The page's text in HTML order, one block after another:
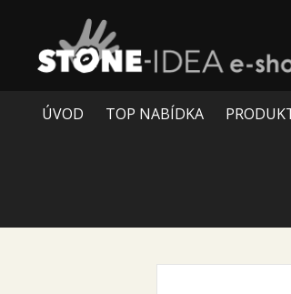
ÚVOD TOP NABÍDKA